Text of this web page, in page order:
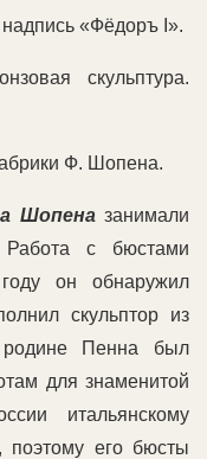
«Фёдоръ I».
скульптура.
Ф. Шопена.
Шопеназанимали
Работа с бюстами
он обнаружил
скульптор из
Пенна был
для знаменитой
итальянскому
поэтому его бюсты